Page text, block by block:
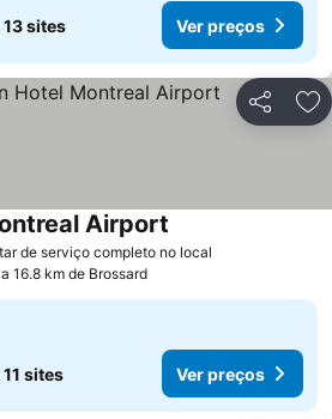
13 sites Ver preços
Partilhar
de serviço completo no local
Airport
16.8 km de Brossard
11 sites Ver preços